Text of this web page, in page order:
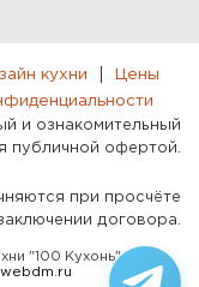
кухни
Цены
и ознакомительный
публичной офертой.
при просчёте
договора.
"100 Кухонь"
webdm.ru